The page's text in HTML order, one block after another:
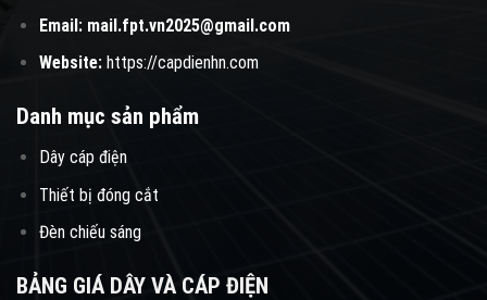
Email: mail.fpt.vn2025@gmail.com
Website: https://capdienhn.com
Danh mục sản phẩm
Dây cáp điện
Thiết bị đóng cắt
Đèn chiếu sáng
BẢNG GIÁ DÂY VÀ CÁP ĐIỆN